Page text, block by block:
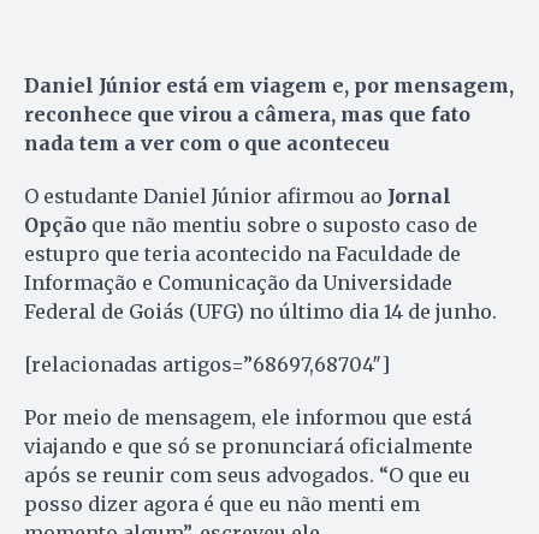
Daniel Júnior está em viagem e, por mensagem,
reconhece que virou a câmera, mas que fato
nada tem a ver com o que aconteceu
O estudante Daniel Júnior afirmou ao Jornal
Opção que não mentiu sobre o suposto caso de
estupro que teria acontecido na Faculdade de
Informação e Comunicação da Universidade
Federal de Goiás (UFG) no último dia 14 de junho.
[relacionadas artigos=”68697,68704″]
Por meio de mensagem, ele informou que está
viajando e que só se pronunciará oficialmente
após se reunir com seus advogados. “O que eu
posso dizer agora é que eu não menti em